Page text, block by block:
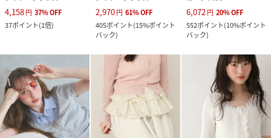
4,158円 37%OFF
37ポイント(1倍)
2,970円 61%OFF
405ポイント(15%ポイント
バック)
6,072円 20%OFF
552ポイント(10%ポイント
バック)